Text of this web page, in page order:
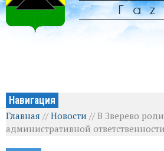
Навигация
Главная //Новости //В Зверево
административной ответственности